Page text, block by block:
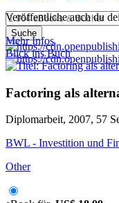
Suche
Veröffentliche auch du
Mehr Infos
Blick ins Buch
Factoring als
Diplomarbeit, 2007, 57
BWL - Investition und
Other